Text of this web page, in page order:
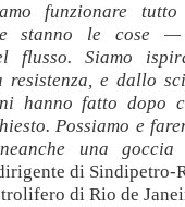
funzionare
stanno le cose
flusso. Siamo
resistenza, e dallo
hanno fatto dopo
Possiamo e
una
di Sindipetro-
di Rio de